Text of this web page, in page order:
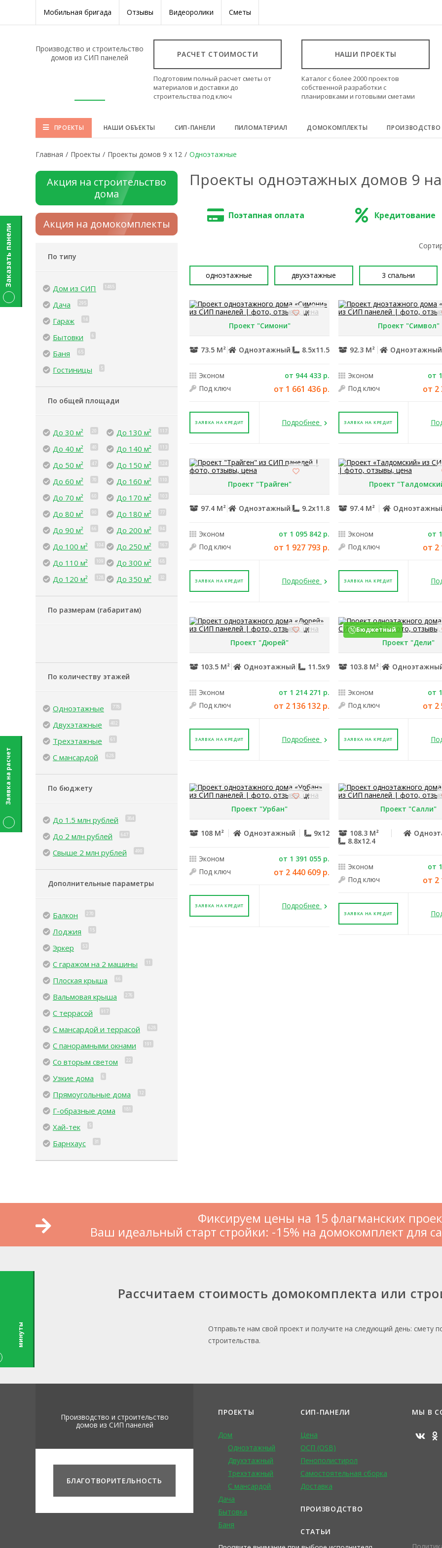
Мобильная бригада Отзывы Видеоролики Сметы
Производство и строительство
домов из СИП панелей
РАСЧЕТ СТОИМОСТИ
Подготовим полный расчет сметы от
материалов и доставки до
строительства под ключ
НАШИ ПРОЕКТЫ
Каталог с более 2000 проектов
собственной разработки с
планировками и готовыми сметами
ПРОЕКТЫ НАШИ ОБЪЕКТЫ СИП-ПАНЕЛИ ПИЛОМАТЕРИАЛ ДОМОКОМПЛЕКТЫ ПРОИЗВОДСТВО
Главная / Проекты / Проекты домов 9 x 12 / Одноэтажные
Акция на строительство
дома
Акция на домокомплекты
По типу
Дом из СИП 1485
Дача 295
Гараж 14
Бытовки 6
Баня 65
Гостиницы 5
По общей площади
До 30 м² 20
До 40 м² 40
До 50 м² 47
До 60 м² 70
До 70 м² 60
До 80 м² 90
До 90 м² 66
До 100 м² 104
До 110 м² 109
До 120 м² 128
До 130 м² 117
До 140 м² 113
До 150 м² 124
До 160 м² 110
До 170 м² 103
До 180 м² 77
До 200 м² 94
До 250 м² 167
До 300 м² 68
До 350 м² 32
По размерам (габаритам)
По количеству этажей
Одноэтажные 778
Двухэтажные 402
Трехэтажные 61
С мансардой 628
По бюджету
До 1.5 млн рублей 384
До 2 млн рублей 647
Свыше 2 млн рублей 490
Дополнительные параметры
Балкон 270
Лоджия 15
Эркер 53
С гаражом на 2 машины 11
Плоская крыша 66
Вальмовая крыша 276
С террасой 917
С мансардой и террасой 628
С панорамными окнами 191
Со вторым светом 22
Узкие дома 6
Прямоугольные дома 12
Г-образные дома 181
Хай-тек 5
Барнхаус 31
Проекты одноэтажных домов 9
Поэтапная оплата Кредитование
одноэтажные двухэтажные 3 спальни
Проект "Симони"
73.5 М² Одноэтажный 8.5x11.5
Эконом
от 944 433 р.
Под ключ
от 1 661 436 р.
ЗАЯВКА НА КРЕДИТ Подробнее
Проект "Символ"
92.3 М² Одноэтажный
Эконом
от
Под ключ
от 2
ЗАЯВКА НА КРЕДИТ
Проект "Трайген"
97.4 М² Одноэтажный 9.2x11.8
Эконом
от 1 095 842 р.
Под ключ
от 1 927 793 р.
ЗАЯВКА НА КРЕДИТ Подробнее
Проект
97.4 М²
Эконом
от
Под ключ
от 2
ЗАЯВКА НА КРЕДИТ
Проект "Дюрей"
103.5 М² Одноэтажный 11.5x9
Эконом
от 1 214 271 р.
Под ключ
от 2 136 132 р.
ЗАЯВКА НА КРЕДИТ Подробнее
Бюджетный
Проект "Дели"
103.8 М²
Эконом
от
Под ключ
от 2
ЗАЯВКА НА КРЕДИТ
Проект "Урбан"
108 М² Одноэтажный 9x12
Эконом
от 1 391 055 р.
Под ключ
от 2 440 609 р.
ЗАЯВКА НА КРЕДИТ Подробнее
Проект "Салли"
108.3 М²
8.8x12.4
Эконом
от
Под ключ
от 2
ЗАЯВКА НА КРЕДИТ
Фиксируем цены на 15 флагманских
Ваш идеальный старт стройки: -15% на домокомплект для
Рассчитаем стоимость домокомплекта или
Отправьте нам свой проект и получите на следующий день: смету
строительства.
Производство и строительство
домов из СИП панелей
БЛАГОТВОРИТЕЛЬНОСТЬ
ПРОЕКТЫ
Дом
Одноэтажный
Двухэтажный
Трехэтажный
С мансардой
Дача
Бытовка
Баня
СИП-ПАНЕЛИ
Цена
ОСП (OSB)
Пенополистирол
Самостоятельная сборка
Доставка
ПРОИЗВОДСТВО
СТАТЬИ
МЫ В
Заказать панели
Заявка на расчет
ы